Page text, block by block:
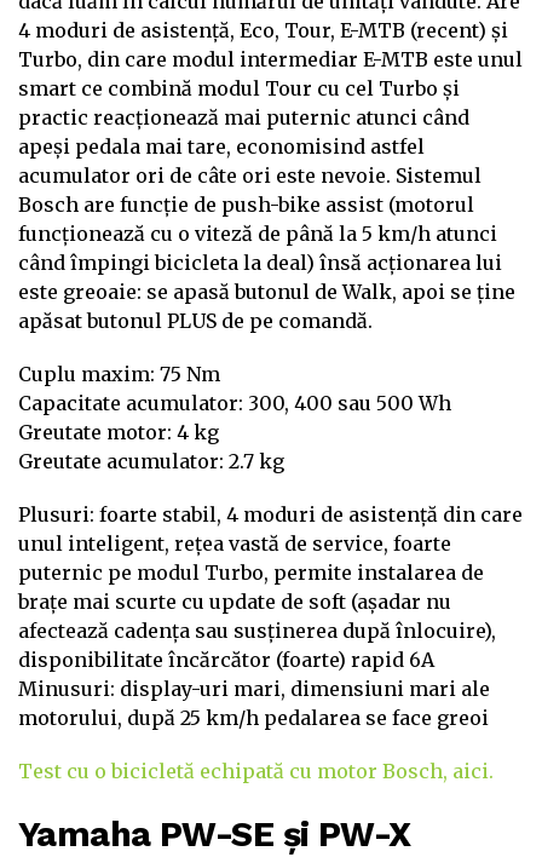
4 moduri de asistență, Eco, Tour, E-MTB (recent) și
Turbo, din care modul intermediar E-MTB este unul
smart ce combină modul Tour cu cel Turbo și
practic reacționează mai puternic atunci când
apeși pedala mai tare, economisind astfel
acumulator ori de câte ori este nevoie. Sistemul
Bosch are funcție de push-bike assist (motorul
funcționează cu o viteză de până la 5 km/h atunci
când împingi bicicleta la deal) însă acționarea lui
este greoaie: se apasă butonul de Walk, apoi se ține
apăsat butonul PLUS de pe comandă.
Cuplu maxim: 75 Nm
Capacitate acumulator: 300, 400 sau 500 Wh
Greutate motor: 4 kg
Greutate acumulator: 2.7 kg
Plusuri: foarte stabil, 4 moduri de asistență din care
unul inteligent, rețea vastă de service, foarte
puternic pe modul Turbo, permite instalarea de
brațe mai scurte cu update de soft (așadar nu
afectează cadența sau susținerea după înlocuire),
disponibilitate încărcător (foarte) rapid 6A
Minusuri: display-uri mari, dimensiuni mari ale
motorului, după 25 km/h pedalarea se face greoi
Test cu o bicicletă echipată cu motor Bosch, aici.
Yamaha PW-SE și PW-X